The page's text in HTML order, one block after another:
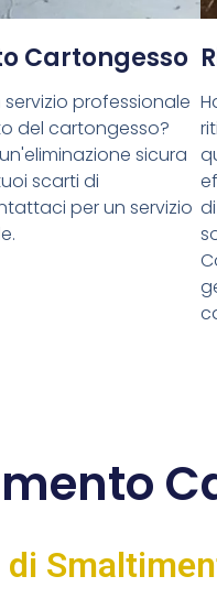
Cartongesso
professionale
del cartongesso?
sicura
scarti di
per un servizio